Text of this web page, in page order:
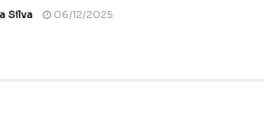
Silva 06/12/2025